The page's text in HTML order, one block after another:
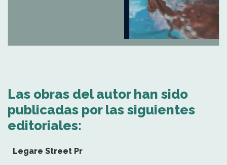
Las obras del autor han sido
publicadas por las siguientes
editoriales:
Legare Street Pr